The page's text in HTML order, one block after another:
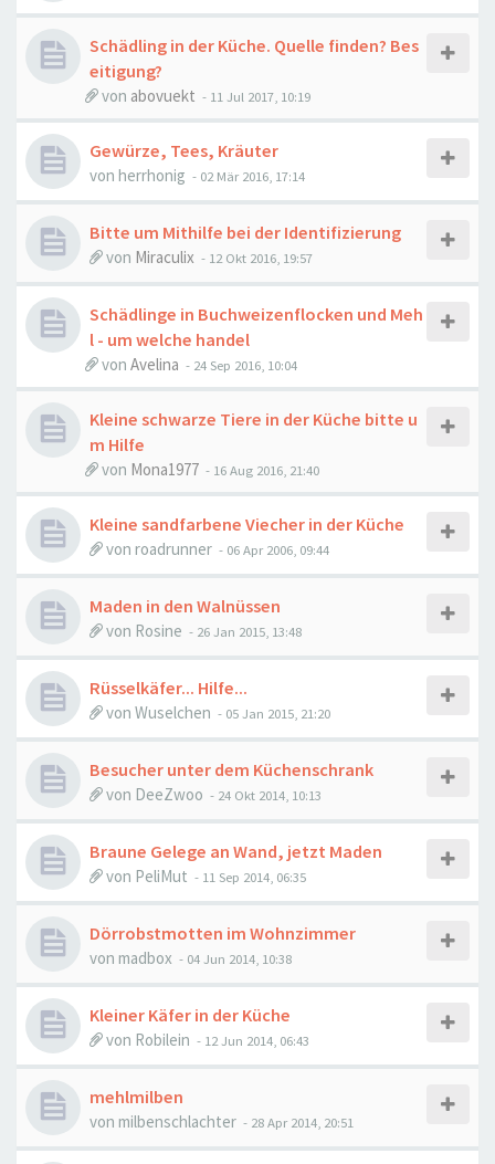
Schädling in der Küche. Quelle finden? Bes
eitigung?
von abovuekt - 11 Jul 2017, 10:19
Gewürze, Tees, Kräuter
von herrhonig - 02 Mär 2016, 17:14
Bitte um Mithilfe bei der Identifizierung
von Miraculix - 12 Okt 2016, 19:57
Schädlinge in Buchweizenflocken und Meh
l - um welche handel
von Avelina - 24 Sep 2016, 10:04
Kleine schwarze Tiere in der Küche bitte u
m Hilfe
von Mona1977 - 16 Aug 2016, 21:40
Kleine sandfarbene Viecher in der Küche
von roadrunner - 06 Apr 2006, 09:44
Maden in den Walnüssen
von Rosine - 26 Jan 2015, 13:48
Rüsselkäfer... Hilfe...
von Wuselchen - 05 Jan 2015, 21:20
Besucher unter dem Küchenschrank
von DeeZwoo - 24 Okt 2014, 10:13
Braune Gelege an Wand, jetzt Maden
von PeliMut - 11 Sep 2014, 06:35
Dörrobstmotten im Wohnzimmer
von madbox - 04 Jun 2014, 10:38
Kleiner Käfer in der Küche
von Robilein - 12 Jun 2014, 06:43
mehlmilben
von milbenschlachter - 28 Apr 2014, 20:51